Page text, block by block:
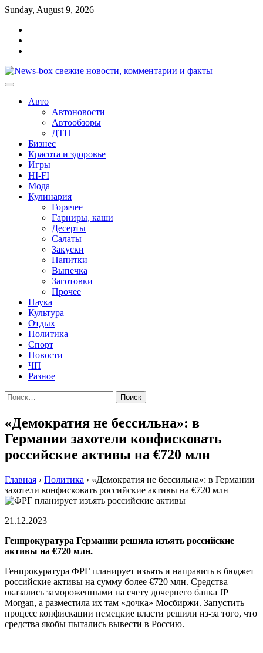
Перейти
содержимому
Sunday, August 9, 2026
Авто
Автоновости
Автообзоры
ДТП
Бизнес
Красота и здоровье
Игры
HI-FI
Мода
Кулинария
Горячее
Гарниры, каши
Десерты
Салаты
Закуски
Напитки
Выпечка
Заготовки
Прочее
Наука
Культура
Отдых
Политика
Спорт
Новости
ЧП
Разное
Найти:
«Демократия не бессильна»: в
Германии захотели конфисковать
российские активы на €720 млн
Главная › Политика › «Демократия не бессильна»: в Германии
захотели конфисковать российские активы на €720 млн
21.12.2023
Генпрокуратура Германии решила изъять российские
активы на €720 млн.
Генпрокуратура ФРГ планирует изъять и направить в бюджет
российские активы на сумму более €720 млн. Средства
оказались замороженными на счету дочернего банка JP
Morgan, а разместила их там «дочка» Мосбиржи. Запустить
процесс конфискации немецкие власти решили из-за того, что
средства якобы пытались вывести в Россию.